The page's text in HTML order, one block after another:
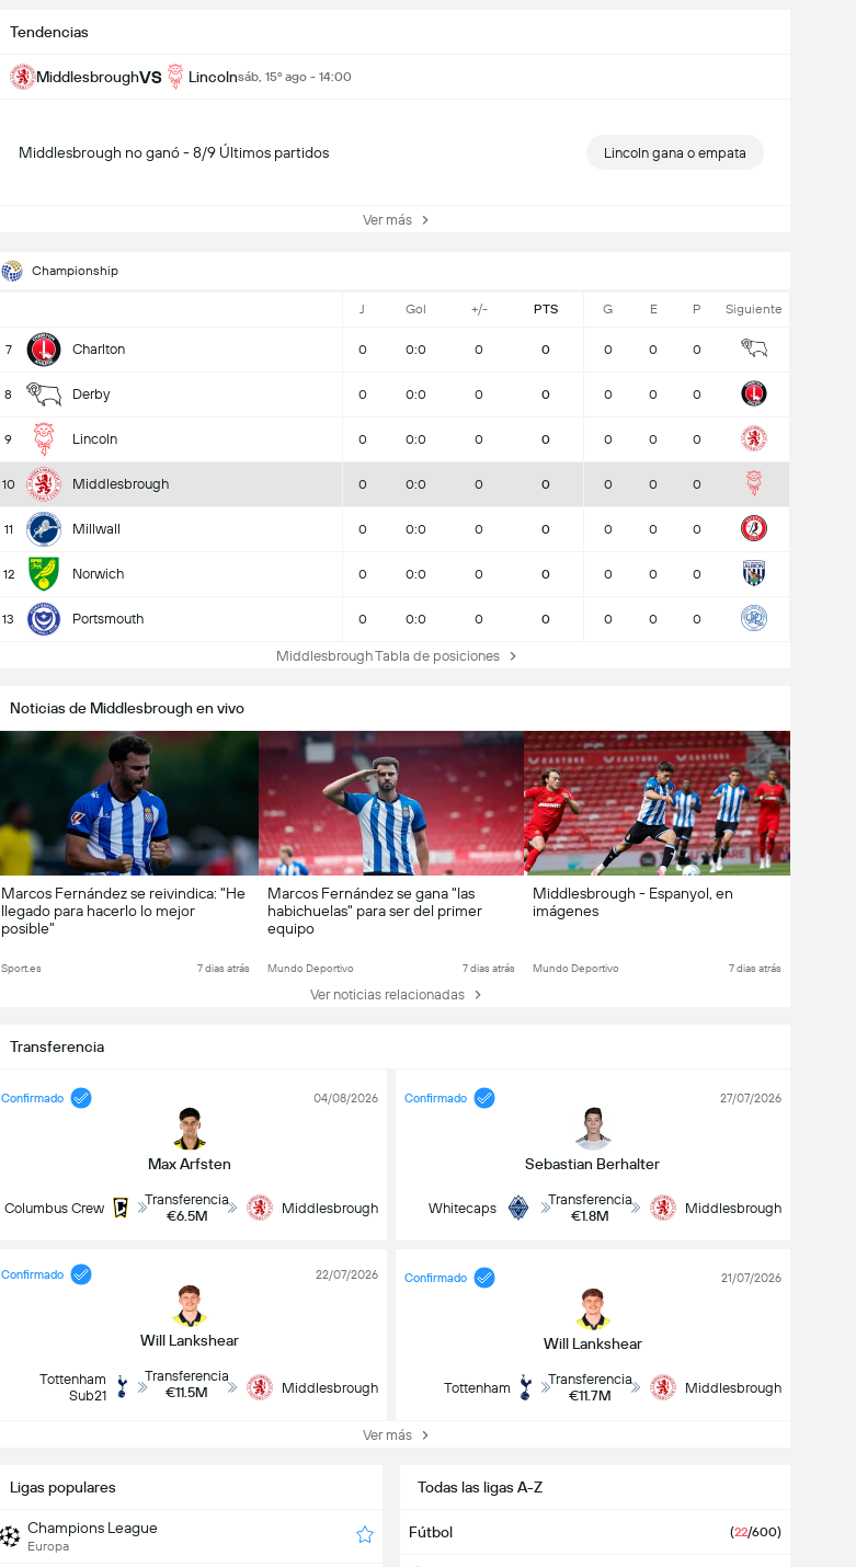
Championship
J Gol +/- PTS G E P Siguiente
7 Charlton 0 0:0 0 0 0 0 0
8 Derby 0 0:0 0 0 0 0 0
9 Lincoln 0 0:0 0 0 0 0 0
10 Middlesbrough 0 0:0 0 0 0 0 0
11 Millwall 0 0:0 0 0 0 0 0
12 Norwich 0 0:0 0 0 0 0 0
13 Portsmouth 0 0:0 0 0 0 0 0
Middlesbrough Tabla de posiciones
Tendencias
MiddlesbroughVS Lincolnsáb, 15º ago - 14:00
Middlesbrough no ganó - 8/9 Últimos partidos Lincoln gana o empata
Ver más
Noticias de Middlesbrough en vivo
Marcos Fernández se reivindica: "He
llegado para hacerlo lo mejor
posible"
Sport.es 7 dias atrás
Marcos Fernández se gana "las
habichuelas" para ser del primer
equipo
Mundo Deportivo 7 dias atrás
Middlesbrough - Espanyol, en
imágenes
Mundo Deportivo 7 dias atrás
Ver noticias relacionadas
Transferencia
Confirmado
Max Arfsten
04/08/2026
Columbus Crew
Transferencia
€6.5M
Middlesbrough
Confirmado
Sebastian Berhalter
27/07/2026
Whitecaps
Transferencia
€1.8M
Middlesbrough
Confirmado
Will Lankshear
22/07/2026
Tottenham
Sub21
Transferencia
€11.5M
Middlesbrough
Confirmado
Will Lankshear
21/07/2026
Tottenham
Transferencia
€11.7M
Middlesbrough
Ver más
Ligas populares
Champions League
Europa
Todas las ligas A-Z
Fútbol (22/600)